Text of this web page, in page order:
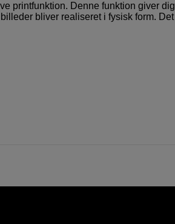
printfunktion. Denne funktion giver dig
bliver realiseret i fysisk form.